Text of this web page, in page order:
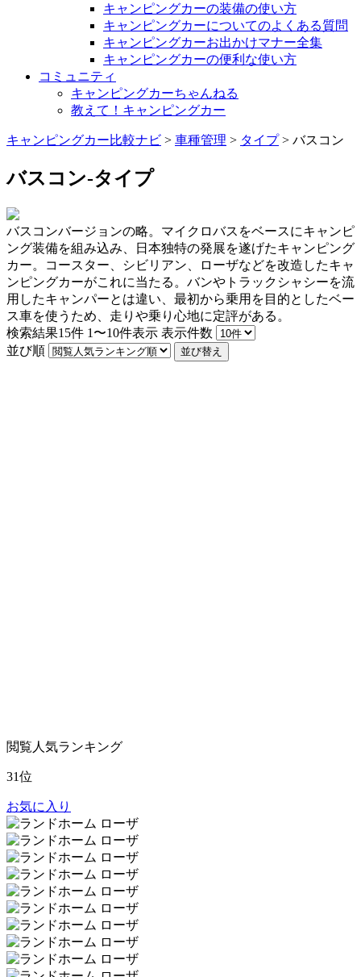
キャンピングカーの装備の使い方
キャンピングカーについてのよくある質問
キャンピングカーお出かけマナー全集
キャンピングカーの便利な使い方
コミュニティ
キャンピングカーちゃんねる
教えて！キャンピングカー
キャンピングカー比較ナビ > 車種管理 > タイプ> バスコン
バスコン-タイプ
バスコンバージョンの略。マイクロバスをベースにキャンピ
ング装備を組み込み、日本独特の発展を遂げたキャンピング
カー。コースター、シビリアン、ローザなどを改造したキャ
ンピングカーがこれに当たる。バンやトラックシャシーを流
用したキャンパーとは違い、最初から乗用を目的としたベー
ス車を使うため、走りや乗り心地に定評がある。
検索結果15件 1〜10件表示 表示件数
並び順
並び替え
閲覧人気ランキング
31位
お気に入り